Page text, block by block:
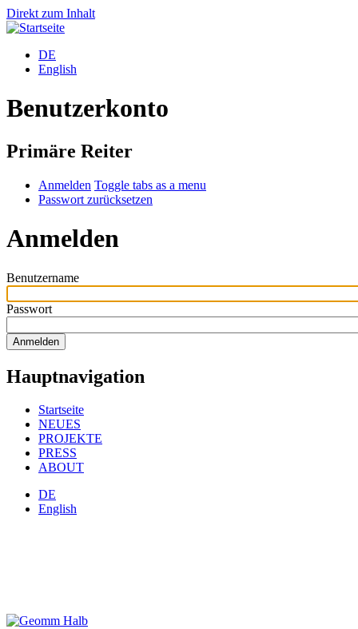
Direkt zum Inhalt
DE
English
Benutzerkonto
Primäre Reiter
Anmelden Toggle tabs as a menu
Passwort zurücksetzen
Anmelden
Benutzername
Passwort
Hauptnavigation
Startseite
NEUES
PROJEKTE
PRESS
ABOUT
DE
English